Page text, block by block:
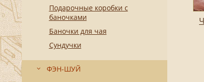
Подарочные коробки с
баночками
Баночки для чая
Сундучки
ФЭН-ШУЙ